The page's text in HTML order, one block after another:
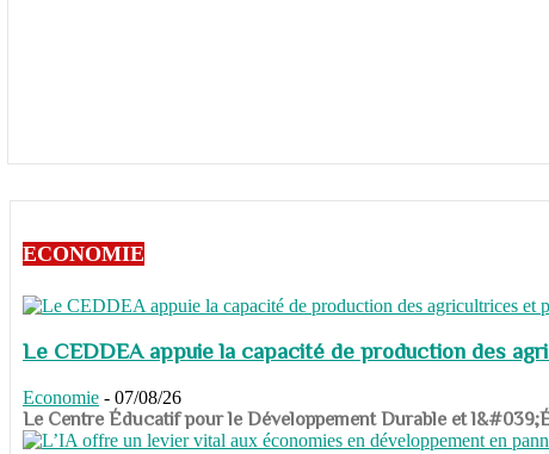
ECONOMIE
Le CEDDEA appuie la capacité de production des
Economie - 07/08/26
​​​​​​​Le Centre Éducatif pour le Développement Durable et